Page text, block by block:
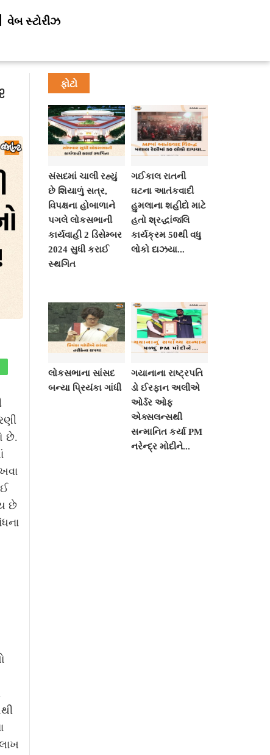
વેબ સ્ટોરીઝ
છે.
છે
ફોટો
સંસદમાં ચાલી રહ્યું
છે શિયાળું સત્ર,
વિપક્ષના હોબાળાને
પગલે લોકસભાની
કાર્યવાહી 2 ડિસેમ્બર
2024 સુધી કરાઈ
સ્થગિત
ગઈકાલ રાતની
ઘટના આતંકવાદી
હુમલાના શહીદો માટે
હતો શ્રદ્ધાંજલિ
કાર્યક્રમ 50થી વધુ
લોકો દાઝયા...
લોકસભાના સાંસદ
બન્યા પ્રિયંકા ગાંધી
ગયાનાના રાષ્ટ્રપતિ
ડો ઈરફાન અલીએ
ઓર્ડર ઓફ
એક્સલન્સથી
સન્માનિત કર્યા PM
નરેન્દ્ર મોદીને...